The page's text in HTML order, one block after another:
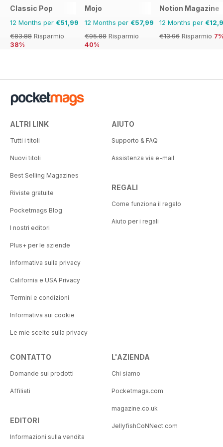
career-spanning interview.
All that and more in the latest issue
of RETROPOP!
Classic Pop
12 Months per €51,99
€83.88 Risparmio
38%
Mojo
12 Months per €57,99
€95.88 Risparmio
40%
Notion Magazine
12 Months per
€13.96 Risparmio
ALTRI LINK
Tutti i titoli
Nuovi titoli
Best Selling Magazines
Riviste gratuite
Pocketmags Blog
I nostri editori
Plus+ per le aziende
Informativa sulla privacy
California e USA Privacy
Termini e condizioni
Informativa sui cookie
Le mie scelte sulla privacy
AIUTO
Supporto & FAQ
Assistenza via e-mail
REGALI
Come funziona il regalo
Aiuto per i regali
CONTATTO
Domande sui prodotti
Affiliati
EDITORI
Informazioni sulla vendita
L'AZIENDA
Chi siamo
Pocketmags.com
magazine.co.uk
JellyfishCoNNect.com